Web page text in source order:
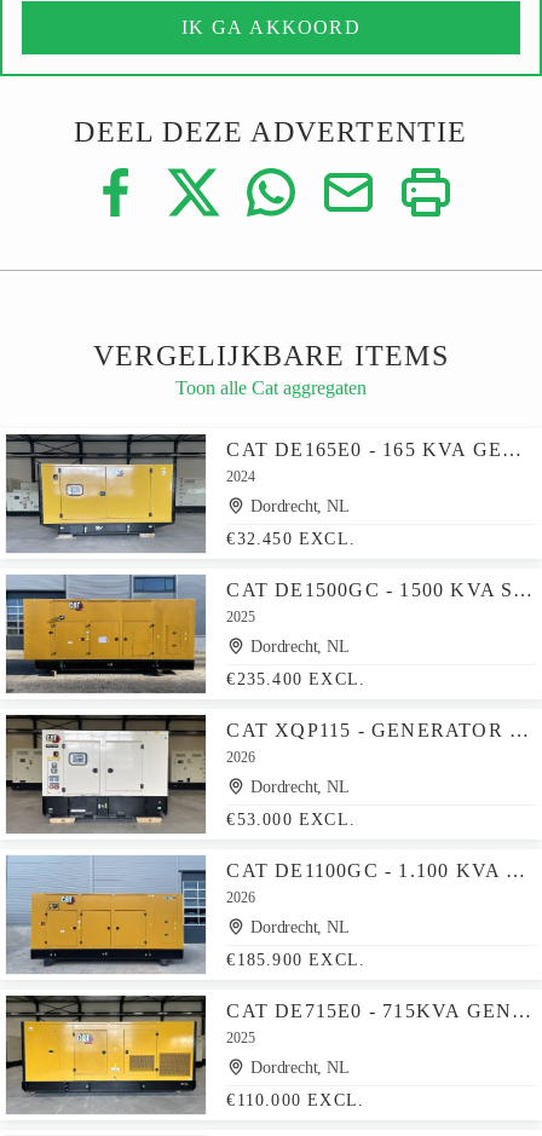
IK GA AKKOORD
DEEL DEZE ADVERTENTIE
VERGELIJKBARE ITEMS
Toon alle Cat aggregaten
CAT DE165E0 - 165 KVA GENERATOR - DPX-18016
2024
Dordrecht, NL
€32.450 EXCL.
CAT DE1500GC - 1500 KVA STANDBY GENERATOR - DPX-18228
2025
Dordrecht, NL
€235.400 EXCL.
CAT XQP115 - GENERATOR 115 KVA STAGE V - DPX-18125
2026
Dordrecht, NL
€53.000 EXCL.
CAT DE1100GC - 1.100 KVA STANDBY GENERATOR - DPX-18225
2026
Dordrecht, NL
€185.900 EXCL.
CAT DE715E0 - 715KVA GENERATOR - DPX-18030
2025
Dordrecht, NL
€110.000 EXCL.